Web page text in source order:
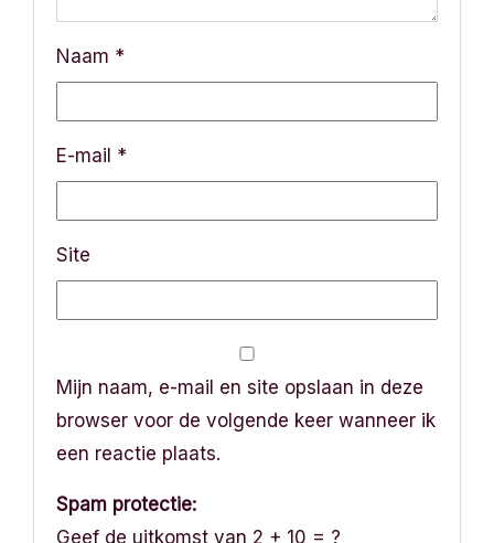
Naam *
E-mail *
Site
Mijn naam, e-mail en site opslaan in deze
browser voor de volgende keer wanneer ik
een reactie plaats.
Spam protectie:
Geef de uitkomst van 2 + 10 = ?